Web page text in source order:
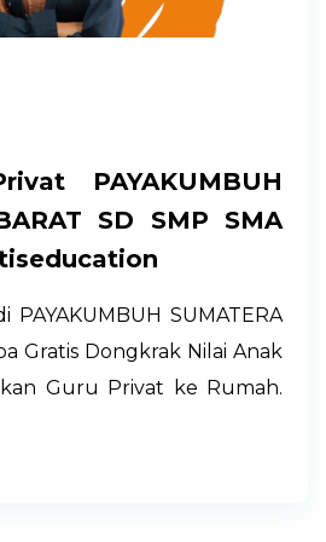
PAYAKUMBUH
SD SMP SMA
SUMATERA
Gratis Dongkrak Nilai Anak
Guru Privat ke Rumah.
Les Privat Professional